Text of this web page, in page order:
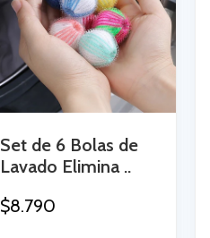
Set de 6 Bolas de
Lavado Elimina ..
$8.790